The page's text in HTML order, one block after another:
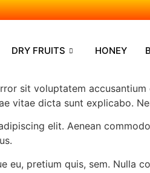
DRY FRUITS HONEY
sit voluptatem
vitae dicta sunt explicabo.
elit. Aenean
eu, pretium quis, sem. Nulla